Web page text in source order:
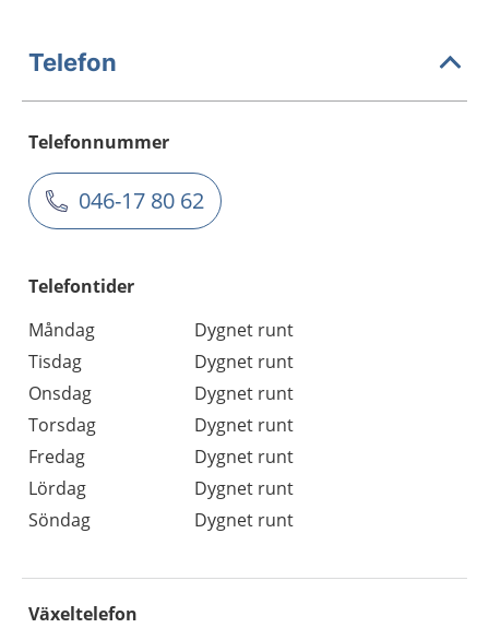
Telefon
Telefonnummer
046-17 80 62
Telefontider
Måndag
Dygnet runt
Tisdag
Dygnet runt
Onsdag
Dygnet runt
Torsdag
Dygnet runt
Fredag
Dygnet runt
Lördag
Dygnet runt
Söndag
Dygnet runt
Växeltelefon